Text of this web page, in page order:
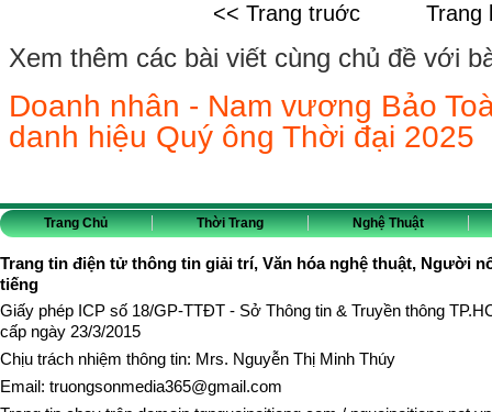
<< Trang truớc
Trang
Xem thêm các bài viết cùng chủ đề với
Doanh nhân - Nam vương Bảo
danh hiệu Quý ông Thời đại 2025
Trang Chủ Thời Trang Nghệ Thuật
Trang tin điện tử thông tin giải trí, Văn hóa nghệ thuật, Người
tiếng
Giấy phép ICP số 18/GP-TTĐT - Sở Thông tin & Truyền thông
cấp ngày 23/3/2015
Chịu trách nhiệm thông tin: Mrs. Nguyễn Thị Minh Thúy
Email: truongsonmedia365@gmail.com